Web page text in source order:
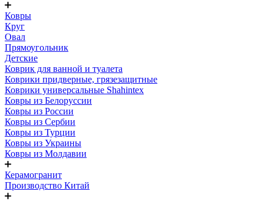
Ковры
Круг
Овал
Прямоугольник
Детские
Коврик для ванной и туалета
Коврики придверные, грязезащитные
Коврики универсальные Shahintex
Ковры из Белоруссии
Ковры из России
Ковры из Сербии
Ковры из Турции
Ковры из Украины
Ковры из Молдавии
Керамогранит
Производство Китай